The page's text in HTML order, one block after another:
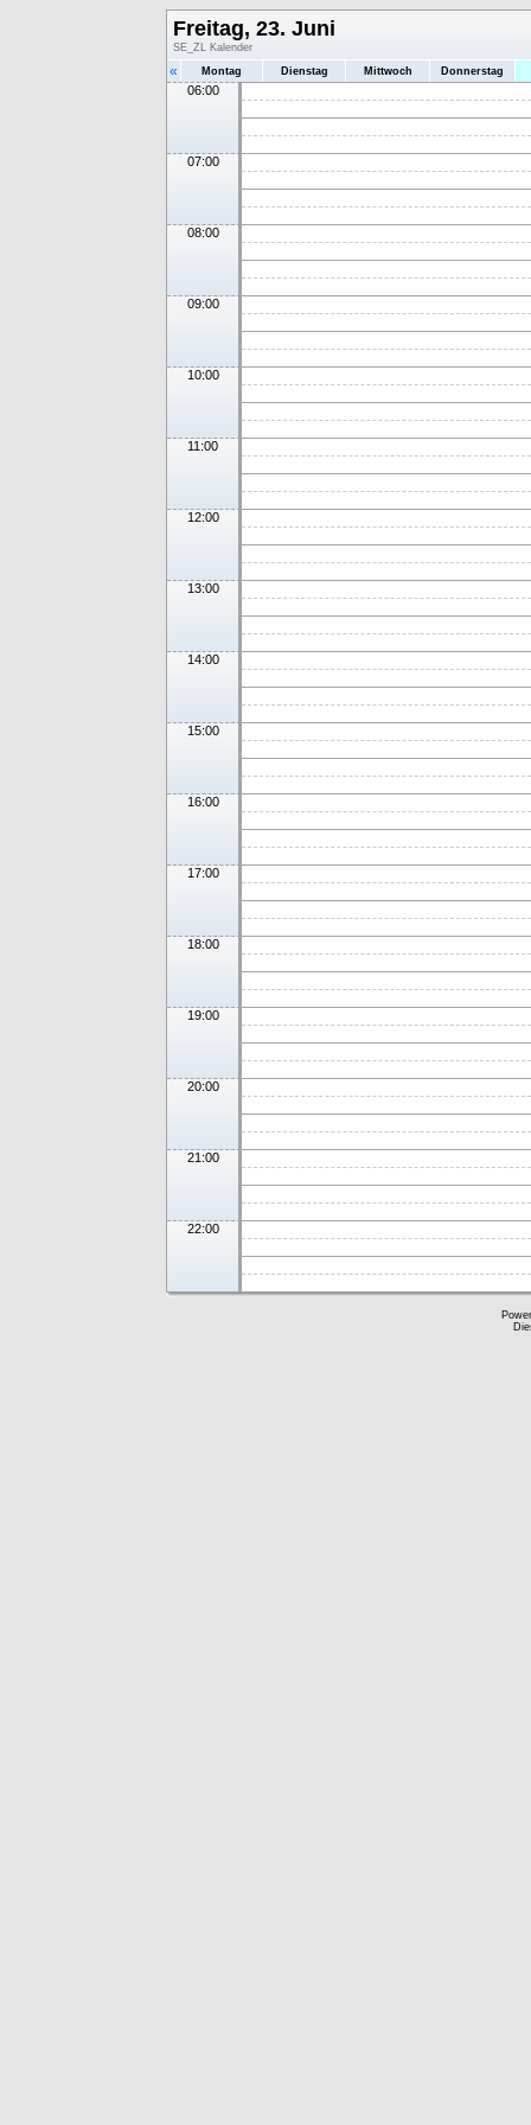
Freitag, 23. Juni
SE_ZL Kalender
« Montag Dienstag Mittwoch Donnerstag
06:00
07:00
08:00
09:00
10:00
11:00
12:00
13:00
14:00
15:00
16:00
17:00
18:00
19:00
20:00
21:00
22:00